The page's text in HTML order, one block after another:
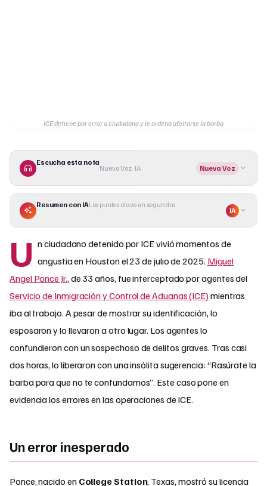
ICE detiene por error a ciudadano y le ordena afeitarse la barba
Escucha esta nota
Nueva Voz · IA Nueva Voz
Resumen con IALos puntos clave en segundos
IA
U n ciudadano detenido por ICE vivió momentos de
angustia en Houston el 23 de julio de 2025. Miguel
Angel Ponce Jr., de 33 años, fue interceptado por agentes del
Servicio de Inmigración y Control de Aduanas (ICE)mientras
iba al trabajo. A pesar de mostrar su identificación, lo
esposaron y lo llevaron a otro lugar. Los agentes lo
confundieron con un sospechoso de delitos graves. Tras casi
dos horas, lo liberaron con una insólita sugerencia: “Rasúrate la
barba para que no te confundamos”. Este caso pone en
evidencia los errores en las operaciones de ICE.
Un error inesperado
Ponce, nacido en College Station, Texas, mostró su licencia